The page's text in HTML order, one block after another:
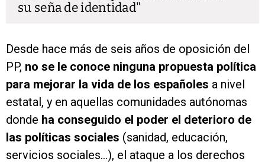
su seña de identidad
Desde hace más de seis años de oposición del
PP, no se le conoce ninguna propuesta política
para mejorar la vida de los españoles a nivel
estatal, y en aquellas comunidades autónomas
donde ha conseguido el poder el deterioro de
las políticas sociales (sanidad, educación,
servicios sociales…), el ataque a los derechos